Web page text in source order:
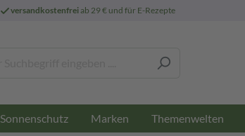
versandkostenfreiab 29 € und für E-Rezepte
Sonnenschutz Marken Themenwelten